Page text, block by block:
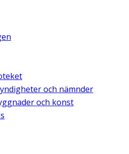
och nämnder
och konst